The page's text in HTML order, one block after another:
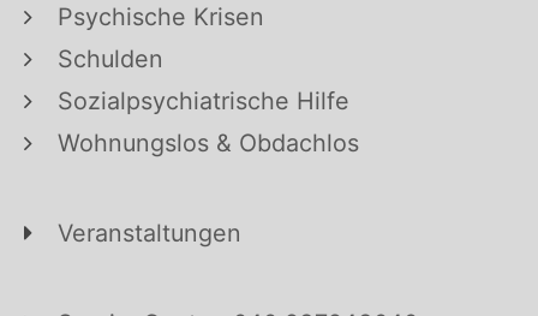
Psychische Krisen
Schulden
Sozialpsychiatrische Hilfe
Wohnungslos & Obdachlos
Veranstaltungen